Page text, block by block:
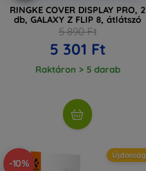
RINGKE COVER DISPLAY PRO, 2
db, GALAXY Z FLIP 8, átlátszó
5 890 Ft
5 301 Ft
Raktáron > 5 darab
-10%
Újdonság